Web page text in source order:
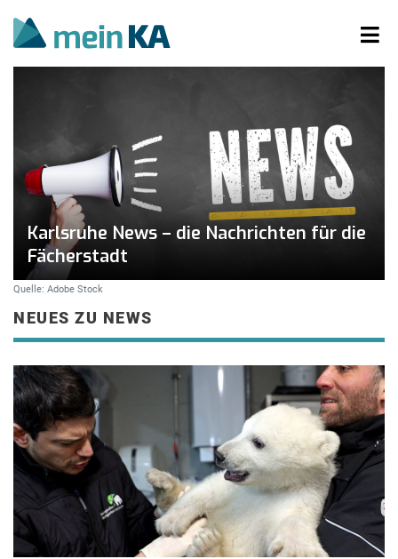
Karlsruhe News – die Nachrichten für die
Fächerstadt
Quelle: Adobe Stock
NEUES ZU NEWS